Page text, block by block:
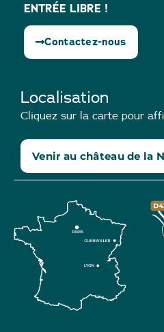
ENTRÉE LIBRE !
Contactez-nous
Localisation
Cliquez sur la carte pour
Venir au château de la